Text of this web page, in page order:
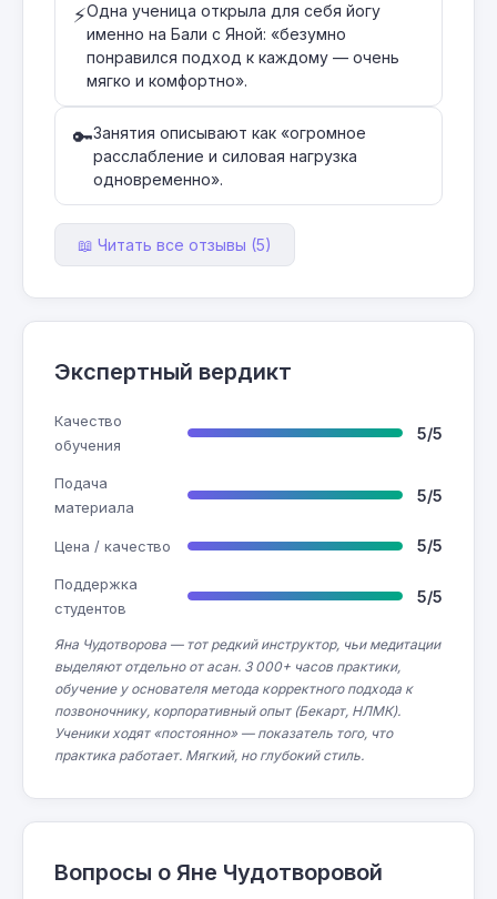
⚡Одна ученица открыла для себя йогу
именно на Бали с Яной: «безумно
понравился подход к каждому — очень
мягко и комфортно».
🔑Занятия описывают как «огромное
расслабление и силовая нагрузка
одновременно».
📖 Читать все отзывы (5)
Экспертный вердикт
Качество
обучения
5/5
Подача
материала
5/5
Цена / качество 5/5
Поддержка
студентов
5/5
Яна Чудотворова — тот редкий инструктор, чьи медитации
выделяют отдельно от асан. 3 000+ часов практики,
обучение у основателя метода корректного подхода к
позвоночнику, корпоративный опыт (Бекарт, НЛМК).
Ученики ходят «постоянно» — показатель того, что
практика работает. Мягкий, но глубокий стиль.
Вопросы о Яне Чудотворовой